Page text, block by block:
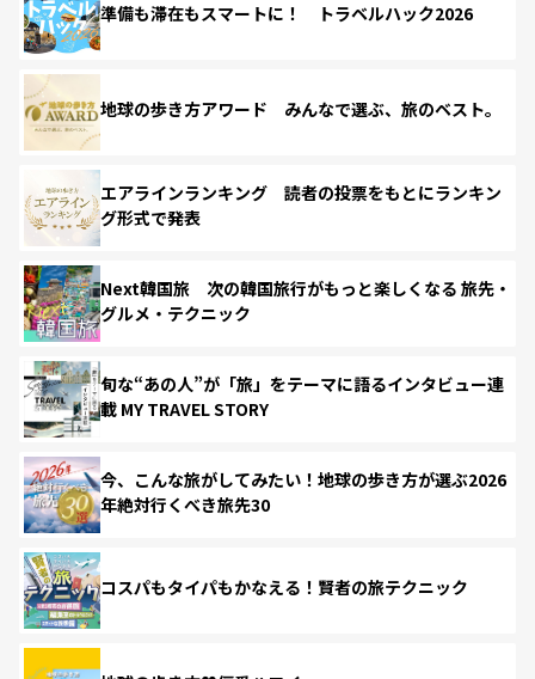
準備も滞在もスマートに！ トラベルハック2026
地球の歩き方アワード みんなで選ぶ、旅のベスト。
エアラインランキング 読者の投票をもとにランキン
グ形式で発表
Next韓国旅 次の韓国旅行がもっと楽しくなる 旅先・
グルメ・テクニック
旬な“あの人”が「旅」をテーマに語るインタビュー連
載 MY TRAVEL STORY
今、こんな旅がしてみたい！地球の歩き方が選ぶ2026
年絶対行くべき旅先30
コスパもタイパもかなえる！賢者の旅テクニック